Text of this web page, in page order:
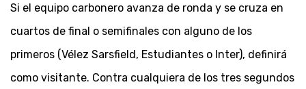
Si el equipo carbonero avanza de ronda y se cruza en
cuartos de final o semifinales con alguno de los
primeros (Vélez Sarsfield, Estudiantes o Inter), definirá
como visitante. Contra cualquiera de los tres segundos